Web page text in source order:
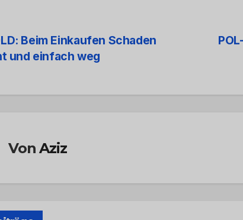
Beim Einkaufen Schaden
und einfach weg
VonAziz